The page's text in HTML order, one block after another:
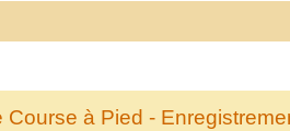
à Pied -